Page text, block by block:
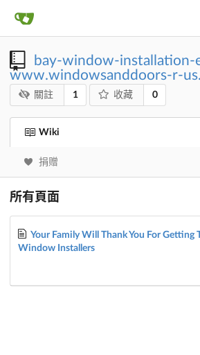
bay-window-installation-
www.windowsanddoors-r-
關註 1 收藏 0
Wiki
捐赠
所有頁面
Your Family Will Thank You For Getting
Window Installers